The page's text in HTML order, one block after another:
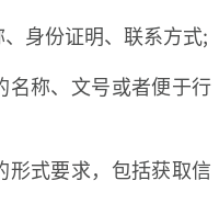
身份证明、联系方式;
名称、文号或者便于行
形式要求，包括获取信